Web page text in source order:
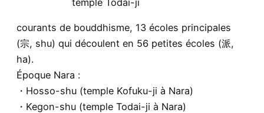
courants de bouddhisme, 13 écoles principales
(宗, shu) qui découlent en 56 petites écoles (派,
ha).
Époque Nara :
・Hosso-shu (temple Kofuku-ji à Nara)
・Kegon-shu (temple Todai-ji à Nara)